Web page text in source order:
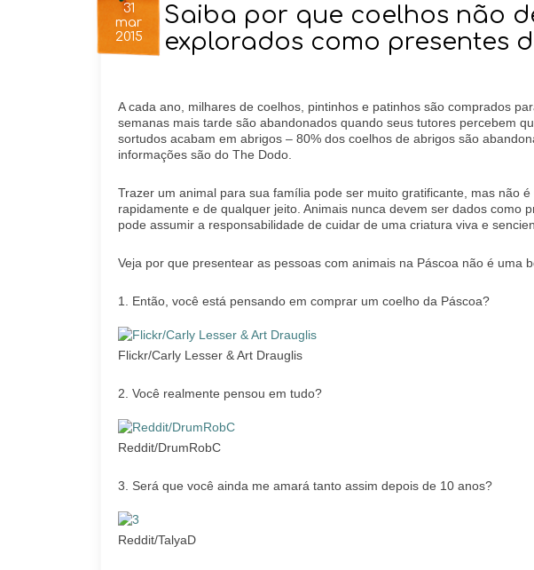
31
mar
2015
Saiba por que coelhos não
explorados como presentes
A cada ano, milhares de coelhos, pintinhos e patinhos são comprados
semanas mais tarde são abandonados quando seus tutores percebem
sortudos acabam em abrigos – 80% dos coelhos de abrigos são
informações são do The Dodo.
Trazer um animal para sua família pode ser muito gratificante, mas não
rapidamente e de qualquer jeito. Animais nunca devem ser dados como
pode assumir a responsabilidade de cuidar de uma criatura viva e
Veja por que presentear as pessoas com animais na Páscoa não é uma
1. Então, você está pensando em comprar um coelho da Páscoa?
Flickr/Carly Lesser & Art Drauglis
2. Você realmente pensou em tudo?
Reddit/DrumRobC
3. Será que você ainda me amará tanto assim depois de 10 anos?
Reddit/TalyaD